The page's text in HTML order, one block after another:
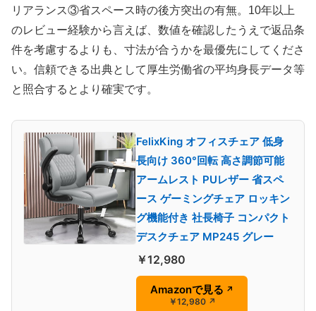
リアランス③省スペース時の後方突出の有無。10年以上
のレビュー経験から言えば、数値を確認したうえで返品条
件を考慮するよりも、寸法が合うかを最優先にしてくださ
い。信頼できる出典として厚生労働省の平均身長データ等
と照合するとより確実です。
FelixKing オフィスチェア 低身
長向け 360°回転 高さ調節可能
アームレスト PUレザー 省スペ
ース ゲーミングチェア ロッキン
グ機能付き 社長椅子 コンパクト
デスクチェア MP245 グレー
￥12,980
Amazonで見る ↗
￥12,980 ↗